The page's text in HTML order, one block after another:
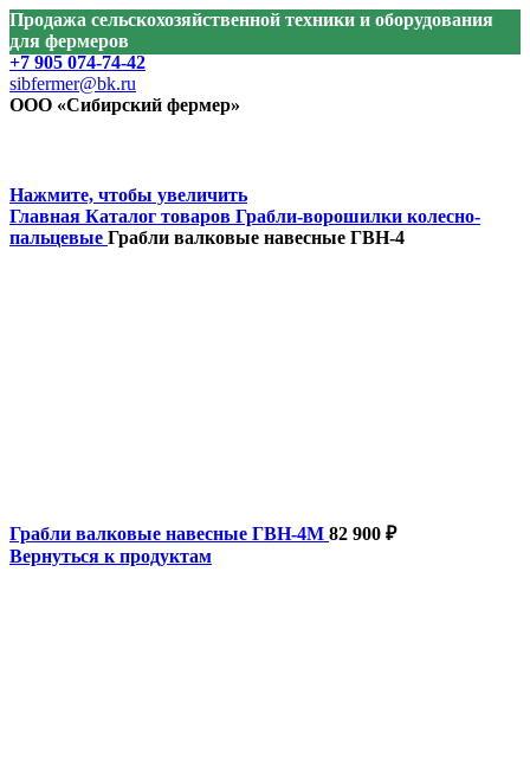
Продажа сельскохозяйственной техники и оборудования
для фермеров
+7 905 074-74-42
sibfermer@bk.ru
ООО «Сибирский фермер»
Нажмите, чтобы увеличить
Главная Каталог товаров Грабли-ворошилки колесно-
пальцевые Грабли валковые навесные ГВН-4
Грабли валковые навесные ГВН-4М 82 900 ₽
Вернуться к продуктам